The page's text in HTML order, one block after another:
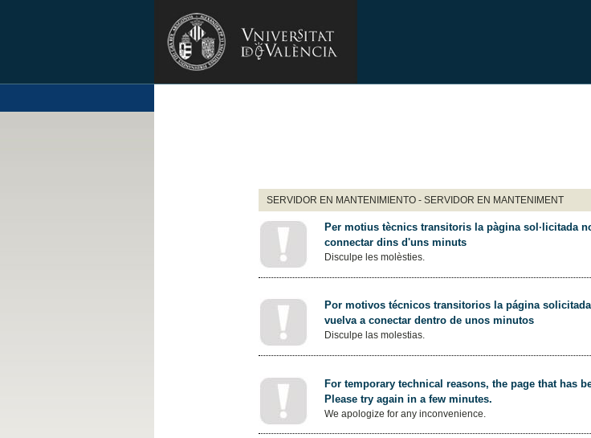
SERVIDOR EN MANTENIMIENTO - SERVIDOR EN MANTENIMENT
Per motius tècnics transitoris la pàgina sol·licitada
connectar dins d'uns minuts
Disculpe les molèsties.
Por motivos técnicos transitorios la página
vuelva a conectar dentro de unos minutos
Disculpe las molestias.
For temporary technical reasons, the page that has
Please try again in a few minutes.
We apologize for any inconvenience.